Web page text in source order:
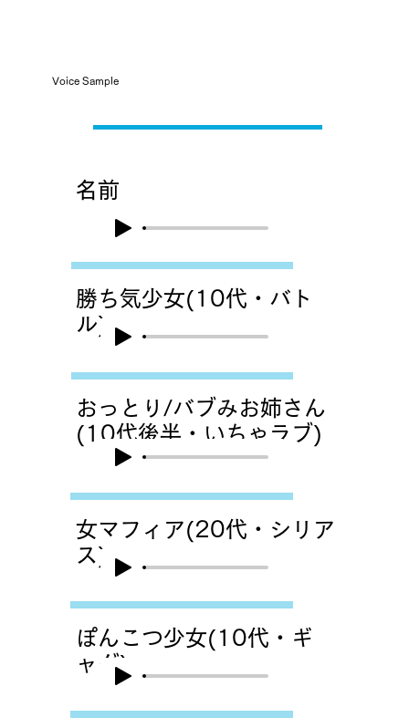
Voice Sample
​名前
勝ち気少女(10代・バト
ル)
おっとり/バブみお姉さん
(10代後半・いちゃラブ)
女マフィア(20代・シリア
ス)
ぽんこつ少女(10代・ギ
ャグ)